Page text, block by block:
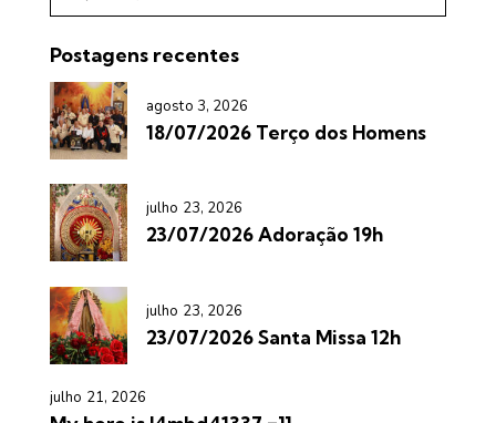
Postagens recentes
agosto 3, 2026
18/07/2026 Terço dos Homens
julho 23, 2026
23/07/2026 Adoração 19h
julho 23, 2026
23/07/2026 Santa Missa 12h
julho 21, 2026